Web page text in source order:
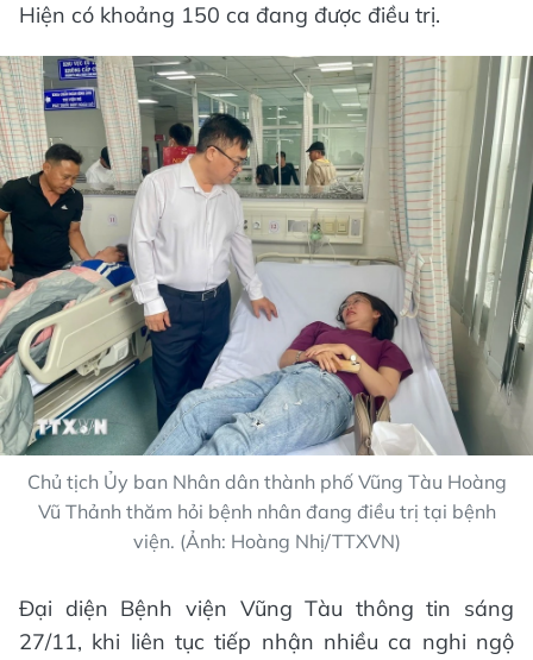
Hiện có khoảng 150 ca đang được điều trị.
Chủ tịch Ủy ban Nhân dân thành phố Vũng Tàu Hoàng
Vũ Thảnh thăm hỏi bệnh nhân đang điều trị tại bệnh
viện. (Ảnh: Hoàng Nhị/TTXVN)
Đại diện Bệnh viện Vũng Tàu thông tin sáng
27/11, khi liên tục tiếp nhận nhiều ca nghi ngộ